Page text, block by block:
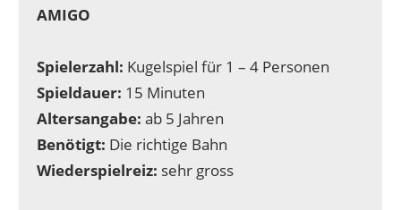
AMIGO
Spielerzahl: Kugelspiel für 1 – 4 Personen
Spieldauer: 15 Minuten
Altersangabe: ab 5 Jahren
Benötigt: Die richtige Bahn
Wiederspielreiz: sehr gross